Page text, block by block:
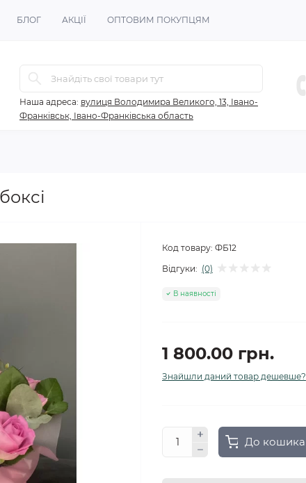
БЛОГ АКЦІЇ ОПТОВИМ ПОКУПЦЯМ
Наша адреса: вулиця Володимира Великого, 13, Івано-
Франківськ, Івано-Франківська область
Код товару: ФБ12
Відгуки: (0)
В наявності
1 800.00 грн.
Знайшли даний товар дешевше?
До кошика